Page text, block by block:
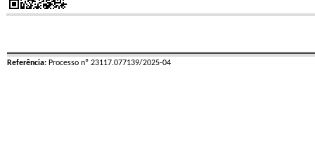
Referência: Processo nº 23117.077139/2025-04